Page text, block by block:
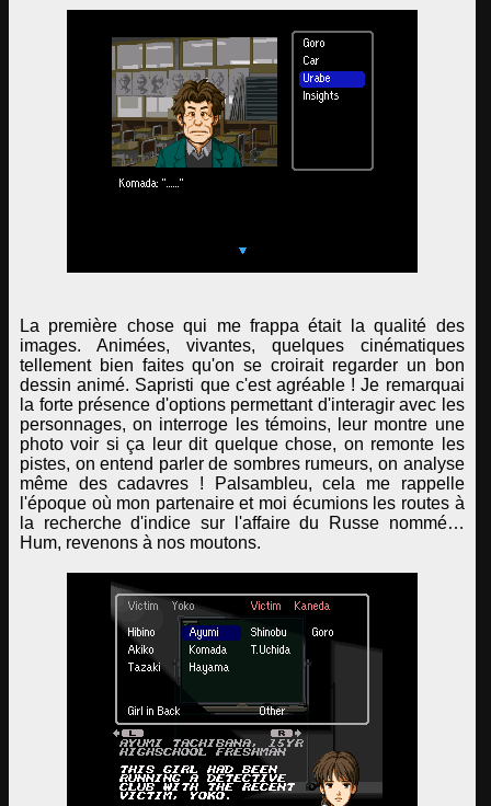
La première chose qui me frappa était la qualité des
images. Animées, vivantes, quelques cinématiques
tellement bien faites qu'on se croirait regarder un bon
dessin animé. Sapristi que c'est agréable ! Je remarquai
la forte présence d'options permettant d'interagir avec les
personnages, on interroge les témoins, leur montre une
photo voir si ça leur dit quelque chose, on remonte les
pistes, on entend parler de sombres rumeurs, on analyse
même des cadavres ! Palsambleu, cela me rappelle
l'époque où mon partenaire et moi écumions les routes à
la recherche d'indice sur l'affaire du Russe nommé…
Hum, revenons à nos moutons.